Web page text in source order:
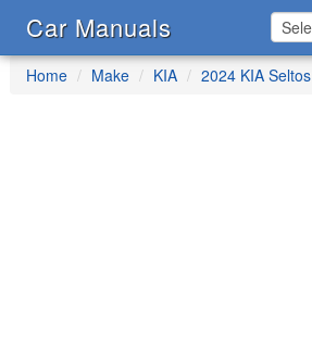
Car Manuals
Home Make KIA 2024 KIA Seltos